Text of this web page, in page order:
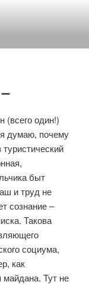
(всего один!)
думаю, почему
быт
и труд не
сознание –
Такова
социума,
как
майдана. Тут не